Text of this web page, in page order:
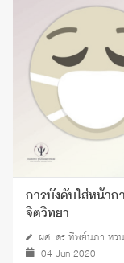
การบังคับใส่หน้า
จิตวิทยา
ผศ. ดร.ทิพย์นภา หว
04 Jun 2020